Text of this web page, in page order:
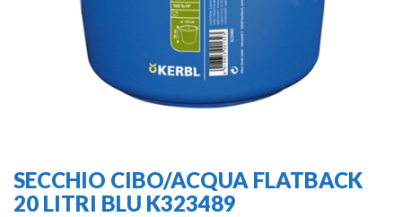
SECCHIO CIBO/ACQUA FLATBACK
20 LITRI BLU K323489